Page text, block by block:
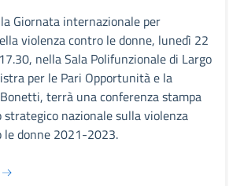
Giornata internazionale per
violenza contro le donne, lunedì 22
nella Sala Polifunzionale di Largo
per le Pari Opportunità e la
terrà una conferenza stampa
strategico nazionale sulla violenza
le donne 2021-2023.